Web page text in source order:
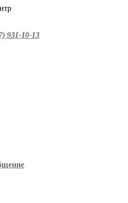
931-10-13